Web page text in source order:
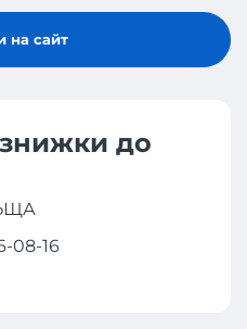
на сайт
до
08-16